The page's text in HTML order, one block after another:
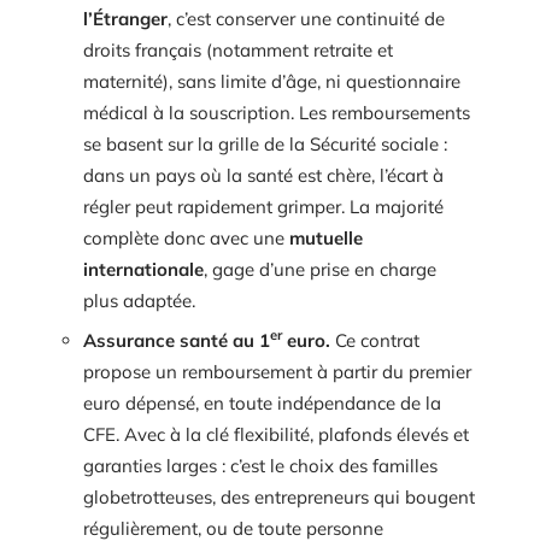
l’Étranger, c’est conserver une continuité de
droits français (notamment retraite et
maternité), sans limite d’âge, ni questionnaire
médical à la souscription. Les remboursements
se basent sur la grille de la Sécurité sociale :
dans un pays où la santé est chère, l’écart à
régler peut rapidement grimper. La majorité
complète donc avec une mutuelle
internationale, gage d’une prise en charge
plus adaptée.
Assurance santé au 1ereuro. Ce contrat
propose un remboursement à partir du premier
euro dépensé, en toute indépendance de la
CFE. Avec à la clé flexibilité, plafonds élevés et
garanties larges : c’est le choix des familles
globetrotteuses, des entrepreneurs qui bougent
régulièrement, ou de toute personne